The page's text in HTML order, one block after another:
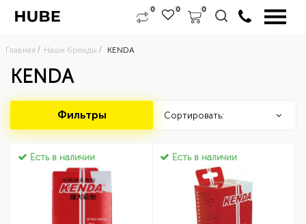
0 0 0
Главная Наши бренды KENDA
KENDA
Фильтры Сортировать:
Есть в наличии Есть в наличии